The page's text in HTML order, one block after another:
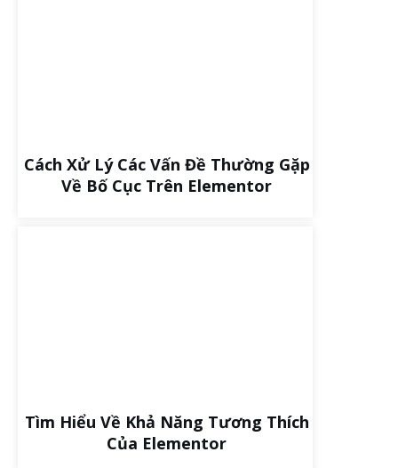
Cách Xử Lý Các Vấn Đề Thường Gặp
Về Bố Cục Trên Elementor
Tìm Hiểu Về Khả Năng Tương Thích
Của Elementor